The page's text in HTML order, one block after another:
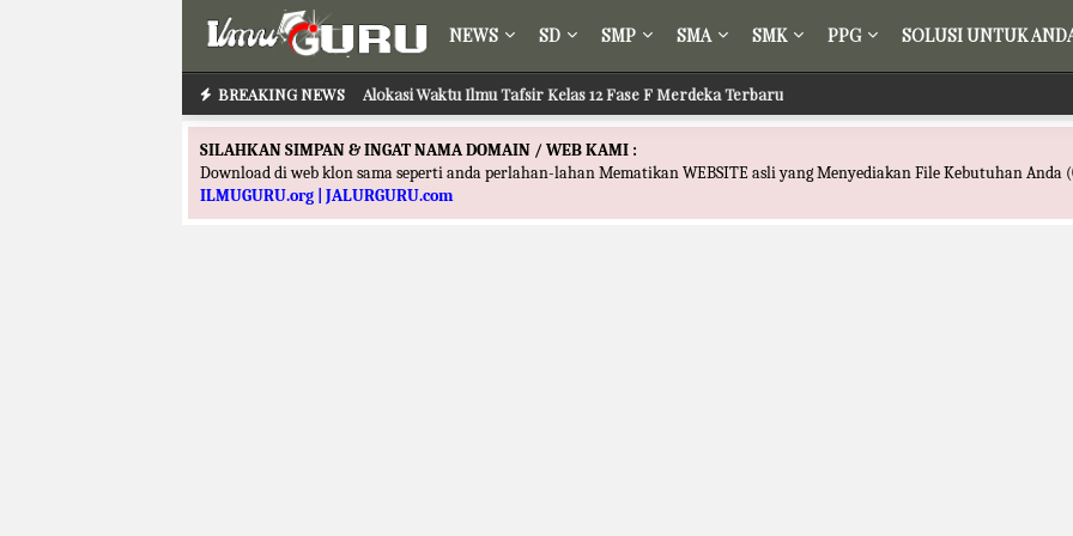
NEWS SD SMP SMA SMK PPG SOLUSI UNTUK
BREAKING NEWS Alokasi Waktu Ilmu Tafsir Kelas 12 Fase F Merdeka Terbaru
SILAHKAN SIMPAN & INGAT NAMA DOMAIN / WEB KAMI :
Download di web klon sama seperti anda perlahan-lahan Mematikan WEBSITE asli yang Menyediakan File Kebutuhan Anda
ILMUGURU.org | JALURGURU.com